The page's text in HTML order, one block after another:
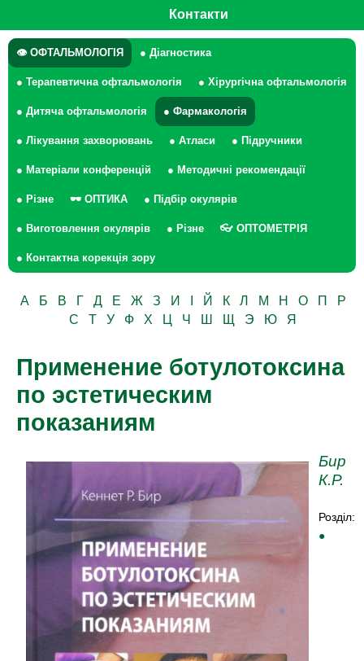
Контакти
👁 ОФТАЛЬМОЛОГІЯ ● Діагностика
● Терапевтична офтальмологія ● Хірургічна офтальмологія
● Дитяча офтальмологія ● Фармакологія
● Лікування захворювань ● Атласи ● Підручники
● Матеріали конференцій ● Методичні рекомендації
● Різне 🕶 ОПТИКА ● Підбір окулярів
● Виготовлення окулярів ● Різне 👓 ОПТОМЕТРІЯ
● Контактна корекція зору
А Б В Г Д Е Ж З И Й К Л М Н О П
Р
С
Т У Ф Х Ц Ч Ш Щ Э Ю Я
Применение ботулотоксина
по эстетическим
показаниям
Бир
К.Р.
Розділ:
●